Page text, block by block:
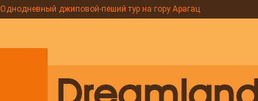
Однодневный джиповой-пеший тур на гору Арагац